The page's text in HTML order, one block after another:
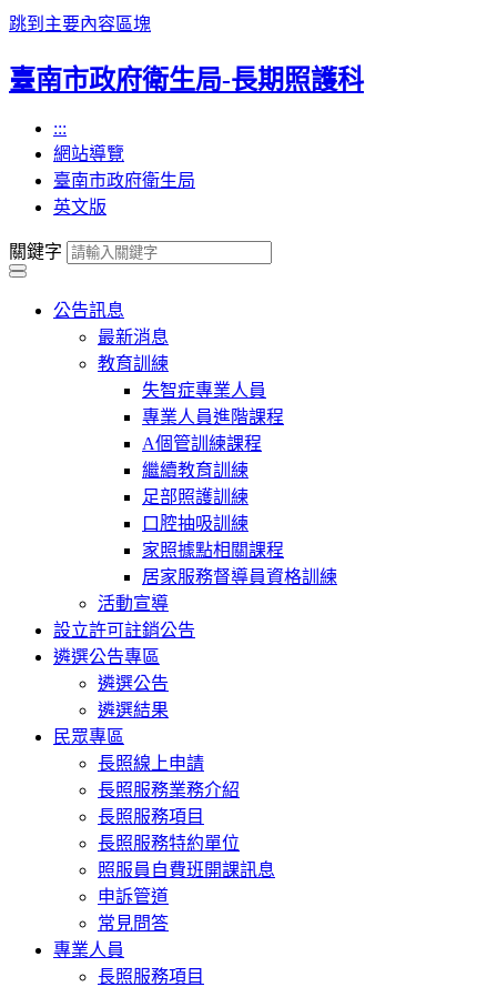
跳到主要內容區塊
臺南市政府衛生局-長期照護科
:::
網站導覽
臺南市政府衛生局
英文版
關鍵字
公告訊息
最新消息
教育訓練
失智症專業人員
專業人員進階課程
A個管訓練課程
繼續教育訓練
足部照護訓練
口腔抽吸訓練
家照據點相關課程
居家服務督導員資格訓練
活動宣導
設立許可註銷公告
遴選公告專區
遴選公告
遴選結果
民眾專區
長照線上申請
長照服務業務介紹
長照服務項目
長照服務特約單位
照服員自費班開課訊息
申訴管道
常見問答
專業人員
長照服務項目